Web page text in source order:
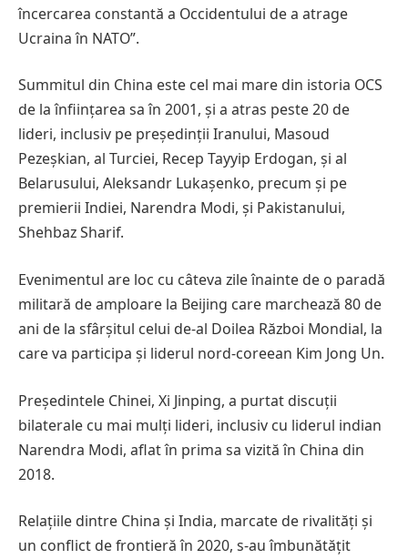
încercarea constantă a Occidentului de a atrage
Ucraina în NATO”.
Summitul din China este cel mai mare din istoria OCS
de la înființarea sa în 2001, și a atras peste 20 de
lideri, inclusiv pe președinții Iranului, Masoud
Pezeșkian, al Turciei, Recep Tayyip Erdogan, și al
Belarusului, Aleksandr Lukașenko, precum și pe
premierii Indiei, Narendra Modi, și Pakistanului,
Shehbaz Sharif.
Evenimentul are loc cu câteva zile înainte de o paradă
militară de amploare la Beijing care marchează 80 de
ani de la sfârșitul celui de-al Doilea Război Mondial, la
care va participa și liderul nord-coreean Kim Jong Un.
Președintele Chinei, Xi Jinping, a purtat discuții
bilaterale cu mai mulți lideri, inclusiv cu liderul indian
Narendra Modi, aflat în prima sa vizită în China din
2018.
Relațiile dintre China și India, marcate de rivalități și
un conflict de frontieră în 2020, s-au îmbunătățit